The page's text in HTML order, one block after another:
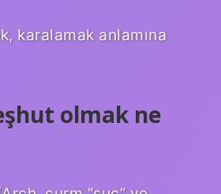
karalamak anlamına
olmak ne